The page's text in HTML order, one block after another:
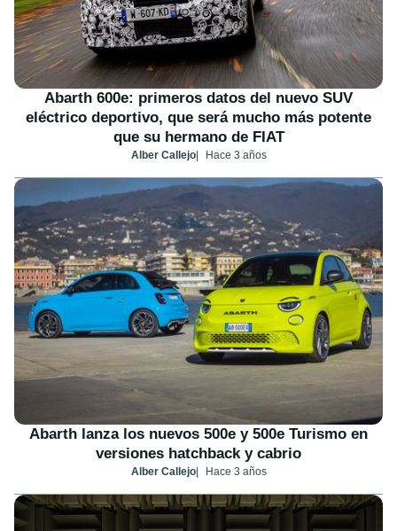
Abarth 600e: primeros datos del nuevo SUV
eléctrico deportivo, que será mucho más potente
que su hermano de FIAT
Alber Callejo Hace 3 años
Abarth lanza los nuevos 500e y 500e Turismo en
versiones hatchback y cabrio
Alber Callejo Hace 3 años